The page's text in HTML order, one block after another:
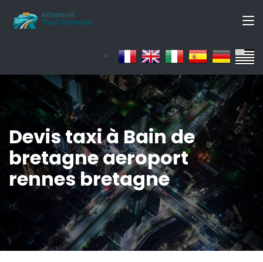
Devis taxi à Bain de
bretagne aeroport
rennes bretagne